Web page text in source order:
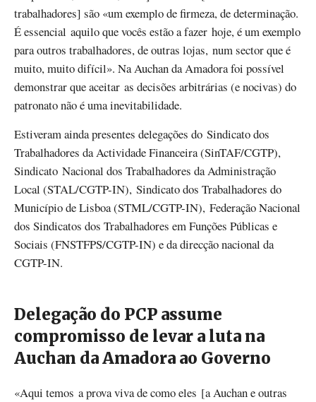
trabalhadores] são «um exemplo de firmeza, de determinação.
É essencial aquilo que vocês estão a fazer hoje, é um exemplo
para outros trabalhadores, de outras lojas, num sector que é
muito, muito difícil». Na Auchan da Amadora foi possível
demonstrar que aceitar as decisões arbitrárias (e nocivas) do
patronato não é uma inevitabilidade.
Estiveram ainda presentes delegações do Sindicato dos
Trabalhadores da Actividade Financeira (SinTAF/CGTP),
Sindicato Nacional dos Trabalhadores da Administração
Local (STAL/CGTP-IN), Sindicato dos Trabalhadores do
Município de Lisboa (STML/CGTP-IN), Federação Nacional
dos Sindicatos dos Trabalhadores em Funções Públicas e
Sociais (FNSTFPS/CGTP-IN) e da direcção nacional da
CGTP-IN.
Delegação do PCP assume
compromisso de levar a luta na
Auchan da Amadora ao Governo
«Aqui temos a prova viva de como eles [a Auchan e outras